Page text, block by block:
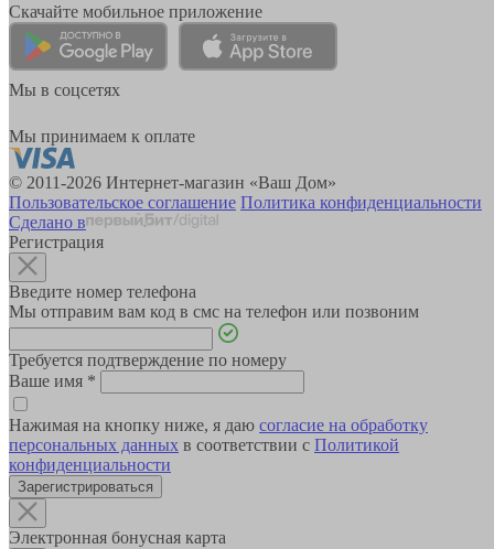
Скачайте мобильное приложение
Мы в соцсетях
Мы принимаем к оплате
© 2011-2026 Интернет-магазин «Ваш Дом»
Пользовательское соглашение Политика конфиденциальности
Сделано в
Регистрация
Введите номер телефона
Мы отправим вам код в смс на телефон или позвоним
Требуется подтверждение по номеру
Ваше имя *
Нажимая на кнопку ниже, я даю согласие на обработку
персональных данных в соответствии с Политикой
конфиденциальности
Зарегистрироваться
Электронная бонусная карта